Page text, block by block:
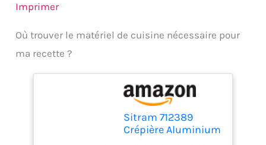
Imprimer
Où trouver le matériel de cuisine nécessaire pour
ma recette ?
Sitram 712389
Crépière Aluminium